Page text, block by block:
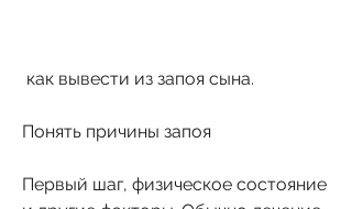
как вывести из запоя сына.
Понять причины запоя
Первый шаг, физическое состояние